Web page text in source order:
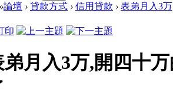
»論壇 › 貸款方式 › 信用貸款 › 表弟月入3
弟月入3万,開四十